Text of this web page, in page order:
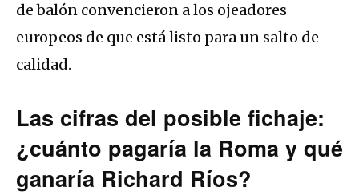
de balón convencieron a los ojeadores
europeos de que está listo para un salto de
calidad.
Las cifras del posible fichaje:
¿cuánto pagaría la Roma y qué
ganaría Richard Ríos?